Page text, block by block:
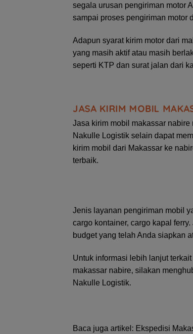
segala urusan pengiriman motor
sampai proses pengiriman motor
Adapun syarat kirim motor dari
yang masih aktif atau masih
seperti KTP dan surat jalan dari
JASA KIRIM MOBIL
Jasa kirim mobil makassar
Nakulle Logistik selain dapat
kirim mobil dari Makassar ke
terbaik.
Jenis layanan pengiriman mobil
cargo kontainer, cargo kapal
budget yang telah Anda siapkan
Untuk informasi lebih lanjut
makassar nabire, silakan
Nakulle Logistik.
Baca juga artikel: Ekspedisi